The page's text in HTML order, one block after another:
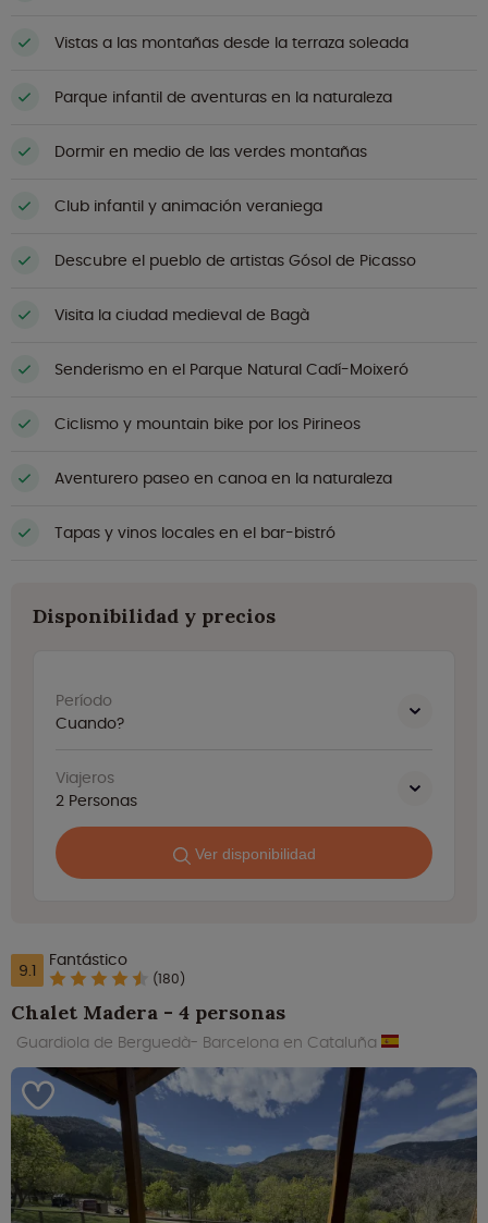
Vistas a las montañas desde la terraza soleada
Parque infantil de aventuras en la naturaleza
Dormir en medio de las verdes montañas
Club infantil y animación veraniega
Descubre el pueblo de artistas Gósol de Picasso
Visita la ciudad medieval de Bagà
Senderismo en el Parque Natural Cadí-Moixeró
Ciclismo y mountain bike por los Pirineos
Aventurero paseo en canoa en la naturaleza
Tapas y vinos locales en el bar-bistró
Disponibilidad y precios
Período
Cuando?
Viajeros
2 Personas
Ver disponibilidad
9.1 Fantástico
(180)
Chalet Madera - 4 personas
Guardiola de Berguedà- Barcelona en Cataluña